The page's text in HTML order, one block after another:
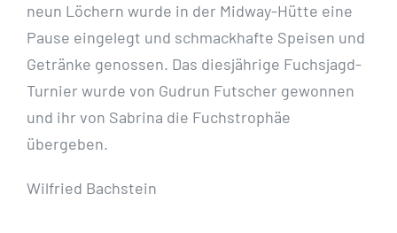
neun Löchern wurde in der Midway-Hütte eine
Pause eingelegt und schmackhafte Speisen und
Getränke genossen. Das diesjährige Fuchsjagd-
Turnier wurde von Gudrun Futscher gewonnen
und ihr von Sabrina die Fuchstrophäe
übergeben.
Wilfried Bachstein